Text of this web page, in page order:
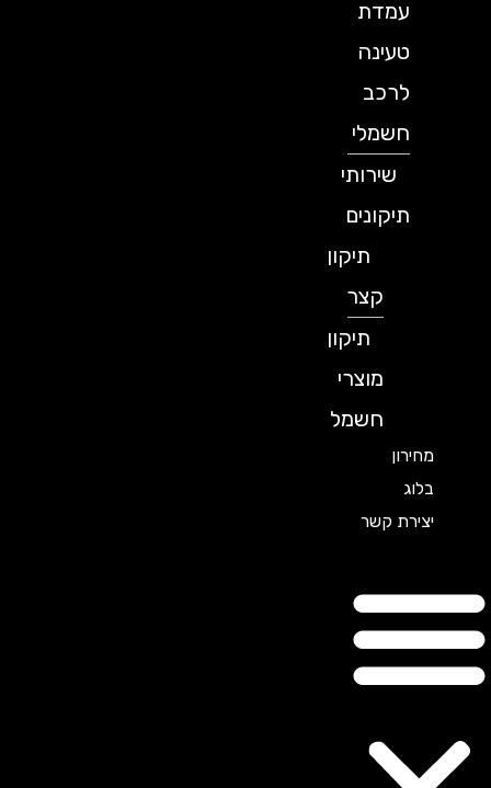
עמדת
טעינה
לרכב
חשמלי
שירותי
תיקונים
תיקון
תיקון
מוצרי
חשמל
מחירון
יצירת קשר